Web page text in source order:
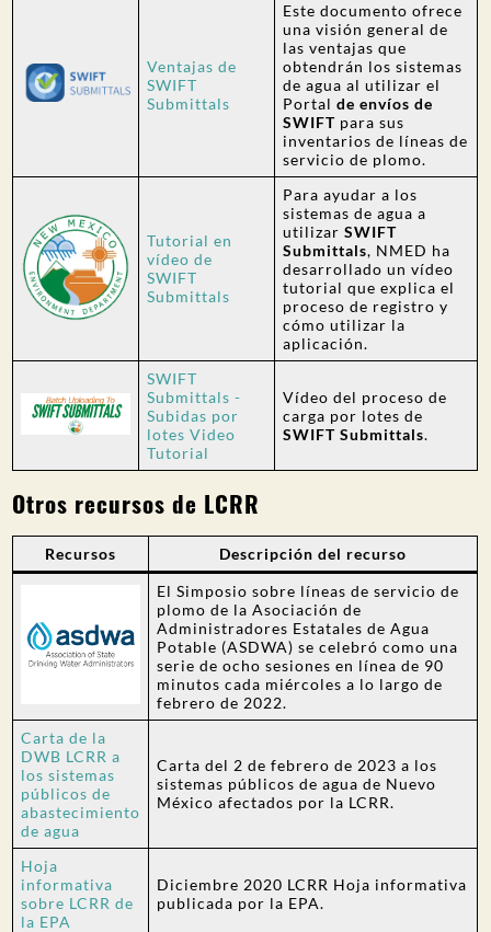
Ventajas de
SWIFT
Submittals
Este documento ofrece
una visión general de
las ventajas que
obtendrán los sistemas
de agua al utilizar el
Portalde envíos de
SWIFT para sus
inventarios de líneas de
servicio de plomo.
Tutorial en
vídeo de
SWIFT
Submittals
Para ayudar a los
sistemas de agua a
utilizarSWIFT
Submittals, NMED ha
desarrollado un vídeo
tutorial que explica el
proceso de registro y
cómo utilizar la
aplicación.
SWIFT
Submittals -
Subidas por
lotes Video
Tutorial
Vídeo del proceso de
carga por lotes de
SWIFT Submittals.
Otros recursos de LCRR
Recursos
Descripción del recurso
El Simposio sobre líneas de servicio de
plomo de la Asociación de
Administradores Estatales de Agua
Potable (ASDWA) se celebró como una
serie de ocho sesiones en línea de 90
minutos cada miércoles a lo largo de
febrero de 2022.
Carta de la
DWB LCRR a
los sistemas
públicos de
abastecimiento
de agua
Carta del 2 de febrero de 2023 a los
sistemas públicos de agua de Nuevo
México afectados por la LCRR.
Hoja
informativa
sobre LCRR de
la EPA
Diciembre 2020 LCRR Hoja informativa
publicada por la EPA.